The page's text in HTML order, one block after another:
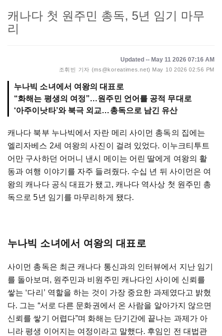
캐나다 첫 원주민 총독, 5년 임기 마무
리
Updated -- May 11 2026 07:16 AM
조휘빈 기자 (ms@koreatimes.net) May 10 2026 02:56 PM
누나빅 소녀에서 여왕의 대표로
“화해는 평생의 여정”…원주민 언어를 공적 무대로
‘아주이낫타’와 북극 외교…총독으로 남긴 유산
캐나다 북부 누나빅에서 자란 메리 사이먼 총독의 집에는
엘리자베스 2세 여왕의 사진이 걸려 있었다. 이누크티투트
어만 구사하던 어머니 낸시 메이는 어린 딸에게 여왕의 활
동과 여행 이야기를 자주 들려줬다. 수십 년 뒤 사이먼은 여
왕의 캐나다 공식 대표가 됐고, 캐나다 역사상 첫 원주민 총
독으로 5년 임기를 마무리하게 됐다.
누나빅 소녀에서 여왕의 대표로
사이먼 총독은 최근 캐나다 통신과의 인터뷰에서 지난 임기
를 돌아보며, 원주민과 비원주민 캐나다인 사이에 신뢰를
쌓는 ‘다리’ 역할을 하는 것이 가장 중요한 과제였다고 밝혔
다. 그는 “서로 다른 문화권에서 온 사람을 알아가지 않으면
신뢰를 쌓기 어렵다”며 화해는 단기간에 끝나는 과제가 아
니라 평생 이어지는 여정이라고 말했다. 후임인 전 대법관